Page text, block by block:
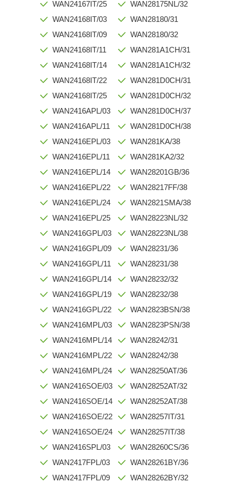
WAN24167IT/25
WAN24168IT/03
WAN24168IT/09
WAN24168IT/11
WAN24168IT/14
WAN24168IT/22
WAN24168IT/25
WAN2416APL/03
WAN2416APL/11
WAN2416EPL/03
WAN2416EPL/11
WAN2416EPL/14
WAN2416EPL/22
WAN2416EPL/24
WAN2416EPL/25
WAN2416GPL/03
WAN2416GPL/09
WAN2416GPL/11
WAN2416GPL/14
WAN2416GPL/19
WAN2416GPL/22
WAN2416MPL/03
WAN2416MPL/14
WAN2416MPL/22
WAN2416MPL/24
WAN2416SOE/03
WAN2416SOE/14
WAN2416SOE/22
WAN2416SOE/24
WAN2416SPL/03
WAN2417FPL/03
WAN2417FPL/09
WAN28175NL/32
WAN28180/31
WAN28180/32
WAN281A1CH/31
WAN281A1CH/32
WAN281D0CH/31
WAN281D0CH/32
WAN281D0CH/37
WAN281D0CH/38
WAN281KA/38
WAN281KA2/32
WAN28201GB/36
WAN28217FF/38
WAN2821SMA/38
WAN28223NL/32
WAN28223NL/38
WAN28231/36
WAN28231/38
WAN28232/32
WAN28232/38
WAN2823BSN/38
WAN2823PSN/38
WAN28242/31
WAN28242/38
WAN28250AT/36
WAN28252AT/32
WAN28252AT/38
WAN28257IT/31
WAN28257IT/38
WAN28260CS/36
WAN28261BY/36
WAN28262BY/32